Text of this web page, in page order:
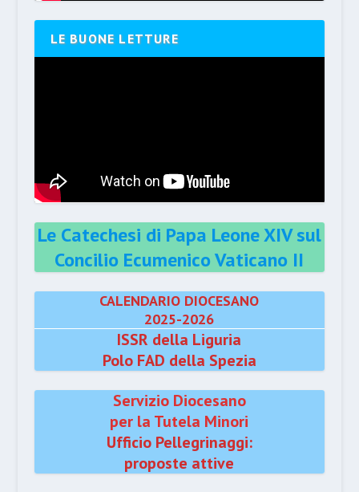
LE BUONE LETTURE
Le Catechesi di Papa Leone XIV sul
Concilio Ecumenico Vaticano II
CALENDARIO DIOCESANO
2025-2026
ISSR della Liguria
Polo FAD della Spezia
Servizio Diocesano
per la Tutela Minori
Ufficio Pellegrinaggi:
proposte attive